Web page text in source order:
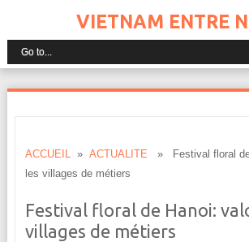
VIETNAM ENTRE
ACCUEIL» ACTUALITE » Festival floral de
les villages de métiers
Festival floral de Hanoi:
villages de métiers